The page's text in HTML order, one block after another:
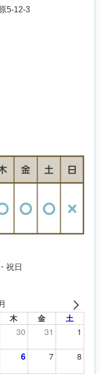
5-12-3
祝日
木 金 土
30 31
1
6 7
8